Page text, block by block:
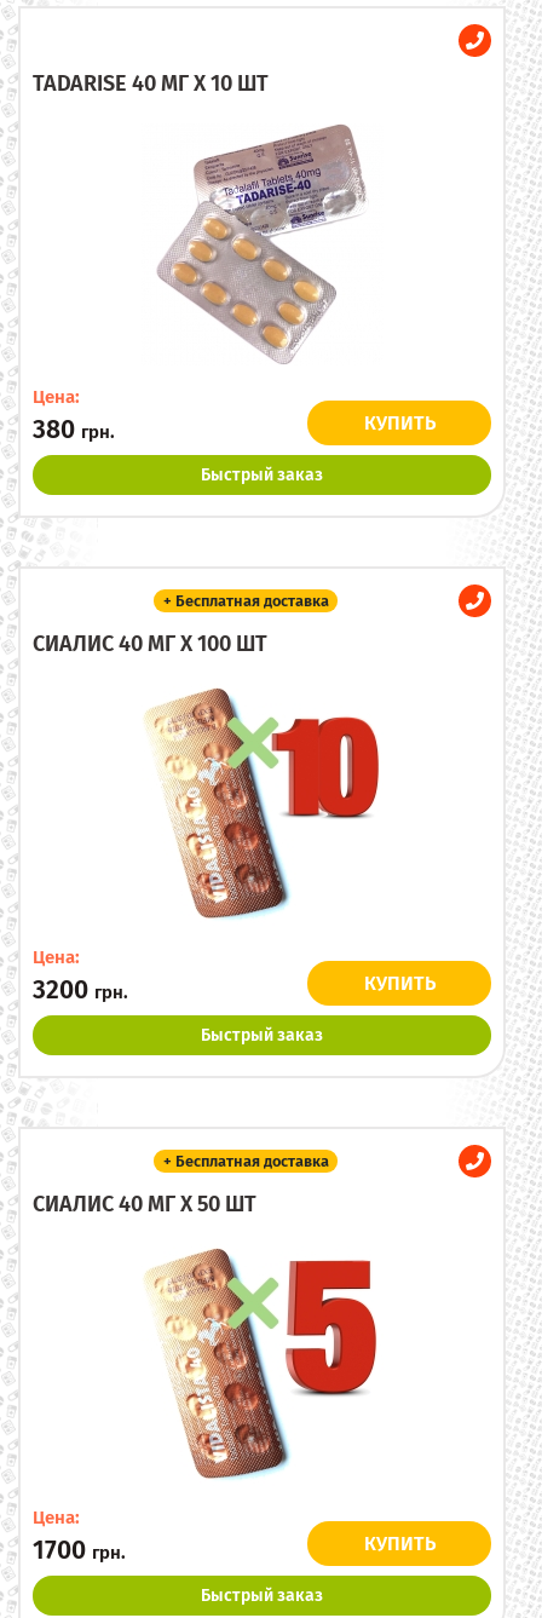
TADARISE 40 МГ X 10 ШТ
Цена:
380 грн. КУПИТЬ
Быстрый заказ
+ Бесплатная доставка
СИАЛИС 40 МГ X 100 ШТ
Цена:
3200 грн. КУПИТЬ
Быстрый заказ
+ Бесплатная доставка
СИАЛИС 40 МГ X 50 ШТ
Цена:
1700 грн. КУПИТЬ
Быстрый заказ